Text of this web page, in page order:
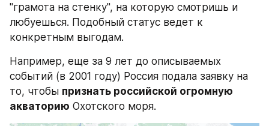
"грамота на стенку", на которую смотришь и
любуешься. Подобный статус ведет к
конкретным выгодам.
Например, еще за 9 лет до описываемых
событий (в 2001 году) Россия подала заявку на
то, чтобы признать российской огромную
акваторию Охотского моря.